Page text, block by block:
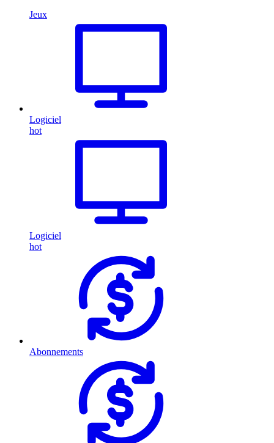
Jeux
Logiciel
hot
Logiciel
hot
Abonnements